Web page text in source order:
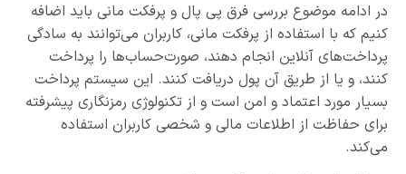
در ادامه موضوع بررسی فرق پی پال و پرفکت مانی باید اضافه
کنیم که با استفاده از پرفکت مانی، کاربران می‌توانند به سادگی
پرداخت‌های آنلاین انجام دهند، صورت‌حساب‌ها را پرداخت
کنند، و یا از طریق آن پول دریافت کنند. این سیستم پرداخت
بسیار مورد اعتماد و امن است و از تکنولوژی رمزنگاری پیشرفته
برای حفاظت از اطلاعات مالی و شخصی کاربران استفاده
می‌کند.